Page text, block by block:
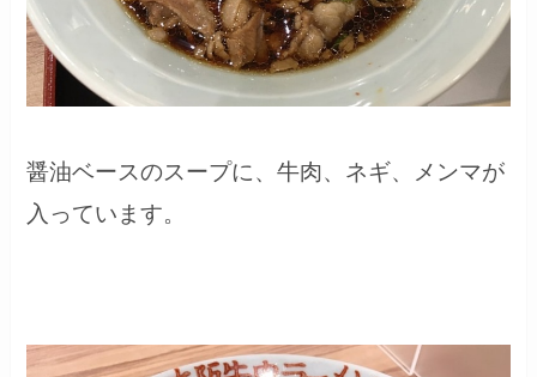
醤油ベースのスープに、牛肉、ネギ、メンマが
入っています。